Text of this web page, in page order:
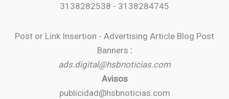
3138282538 - 3138284745
Post or Link Insertion - Advertising Article Blog Post
Banners :
ads.digital@hsbnoticias.com
Avisos
publicidad@hsbnoticias.com